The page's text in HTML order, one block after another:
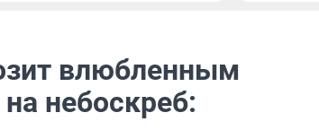
влюбленным
небоскреб: